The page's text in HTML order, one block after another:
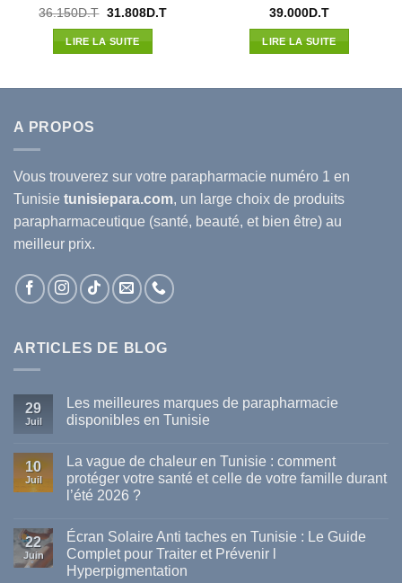
36.150D.T Le
initial
était :
31.808D.TLe
LIRE LA SUITE
39.000 D.T
LIRE LA SUITE
A PROPOS
Vous trouverez sur votre parapharmacie numéro 1 en
Tunisie tunisiepara.com, un large choix de produits
parapharmaceutique (santé, beauté, et bien être) au
meilleur prix.
ARTICLES DE BLOG
29
Juil
Les meilleures marques de parapharmacie
disponibles en Tunisie
sur
meilleures
marques
disponibles
en
Tunisie
10
Juil
La vague de chaleur en Tunisie : comment
protéger votre santé et celle de votre famille durant
l’été 2026 ?
sur
La
vague
de
22
Juin
Écran Solaire Anti taches en Tunisie : Le Guide
Complet pour Traiter et Prévenir l
Hyperpigmentation